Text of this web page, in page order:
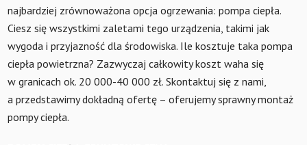
najbardziej zrównoważona opcja ogrzewania: pompa ciepła.
Ciesz się wszystkimi zaletami tego urządzenia, takimi jak
wygoda i przyjazność dla środowiska. Ile kosztuje taka pompa
ciepła powietrzna? Zazwyczaj całkowity koszt waha się
w granicach ok. 20 000-40 000 zł. Skontaktuj się z nami,
a przedstawimy dokładną ofertę – oferujemy sprawny montaż
pompy ciepła.